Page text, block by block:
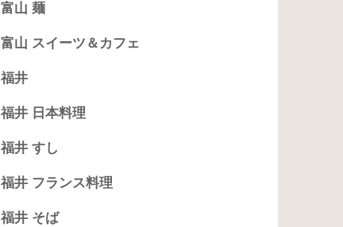
富山 麺
富山 スイーツ＆カフェ
福井
福井 日本料理
福井 すし
福井 フランス料理
福井 そば